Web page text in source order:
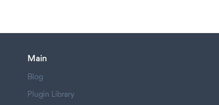
Main
Blog
Plugin Library